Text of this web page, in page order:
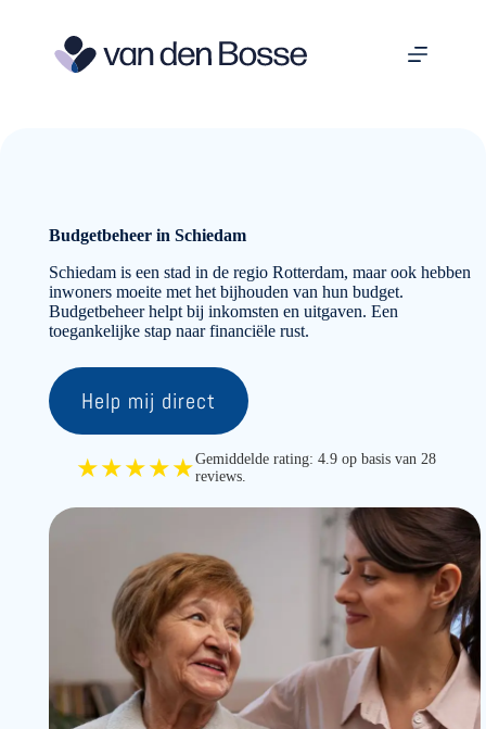
Budgetbeheer in Schiedam
Schiedam is een stad in de regio Rotterdam, maar ook hebben
inwoners moeite met het bijhouden van hun budget.
Budgetbeheer helpt bij inkomsten en uitgaven. Een
toegankelijke stap naar financiële rust.
Help mij direct
★★★★★Gemiddelde rating: 4.9 op basis van 28
reviews.